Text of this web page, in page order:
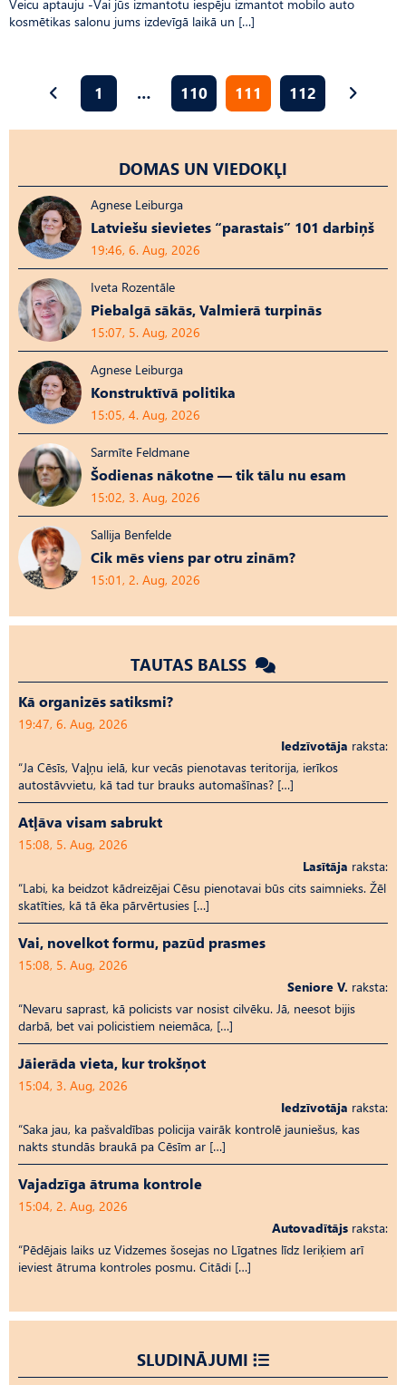
Veicu aptauju -Vai jūs izmantotu iespēju izmantot mobilo auto
kosmētikas salonu jums izdevīgā laikā un […]
1 … 110 111 112
DOMAS UN VIEDOKĻI
Agnese Leiburga
Latviešu sievietes “parastais” 101 darbiņš
19:46, 6. Aug, 2026
Iveta Rozentāle
Piebalgā sākās, Valmierā turpinās
15:07, 5. Aug, 2026
Agnese Leiburga
Konstruktīvā politika
15:05, 4. Aug, 2026
Sarmīte Feldmane
Šodienas nākotne — tik tālu nu esam
15:02, 3. Aug, 2026
Sallija Benfelde
Cik mēs viens par otru zinām?
15:01, 2. Aug, 2026
TAUTAS BALSS
Kā organizēs satiksmi?
19:47, 6. Aug, 2026
Iedzīvotāja raksta:
“Ja Cēsīs, Vaļņu ielā, kur vecās pienotavas teritorija, ierīkos
autostāvvietu, kā tad tur brauks automašīnas? […]
Atļāva visam sabrukt
15:08, 5. Aug, 2026
Lasītāja raksta:
“Labi, ka beidzot kādreizējai Cēsu pienotavai būs cits saimnieks. Žēl
skatīties, kā tā ēka pārvērtusies […]
Vai, novelkot formu, pazūd prasmes
15:08, 5. Aug, 2026
Seniore V. raksta:
“Nevaru saprast, kā policists var nosist cilvēku. Jā, neesot bijis
darbā, bet vai policistiem neiemāca, […]
Jāierāda vieta, kur trokšņot
15:04, 3. Aug, 2026
Iedzīvotāja raksta:
“Saka jau, ka pašvaldības policija vairāk kontrolē jauniešus, kas
nakts stundās braukā pa Cēsīm ar […]
Vajadzīga ātruma kontrole
15:04, 2. Aug, 2026
Autovadītājs raksta:
“Pēdējais laiks uz Vid­ze­mes šosejas no Līgatnes līdz Ieriķiem arī
ieviest ātruma kontroles posmu. Citādi […]
SLUDINĀJUMI